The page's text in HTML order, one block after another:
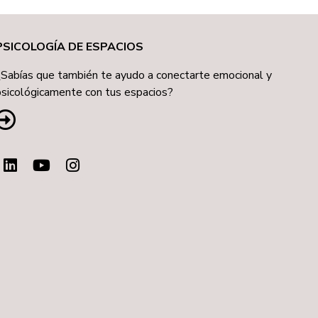
DE ESPACIOS
que también te ayudo a conectarte emocional y
con tus espacios?